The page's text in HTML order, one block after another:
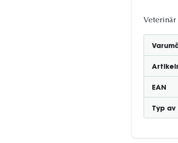
Veterinär
EAN
Typ